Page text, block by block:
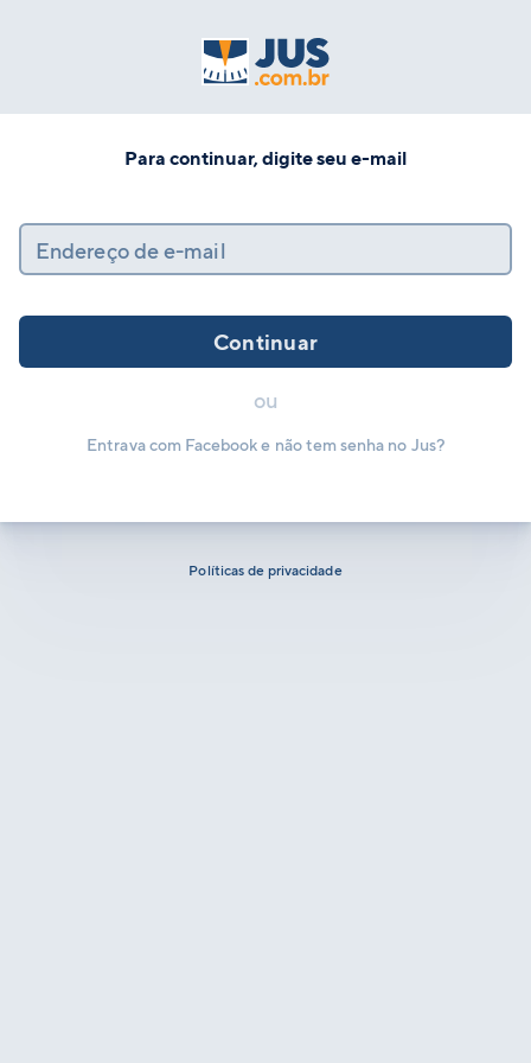
Para continuar, digite seu e-mail
Endereço de e-mail
Continuar
ou
Entrava com Facebook e não tem senha no Jus?
Políticas de privacidade